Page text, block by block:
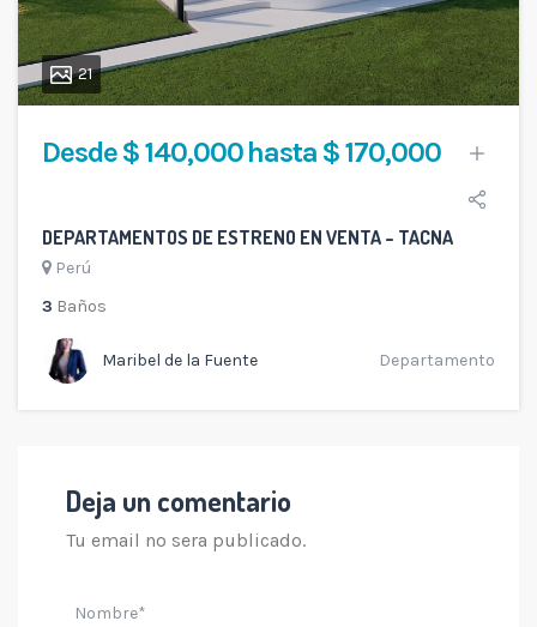
21
Desde $ 140,000 hasta $ 170,000
DEPARTAMENTOS DE ESTRENO EN VENTA – TACNA
Perú
3 Baños
Maribel de la Fuente Departamento
Deja un comentario
Tu email no sera publicado.